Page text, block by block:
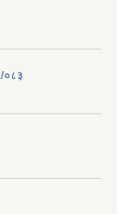
०८३